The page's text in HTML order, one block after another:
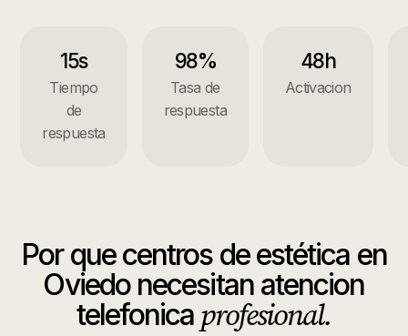
15s
Tiempo
de
respuesta
98%
Tasa de
respuesta
48h
Activacion
Por quecentros de estética en
Oviedonecesitan atencion
telefonica profesional.